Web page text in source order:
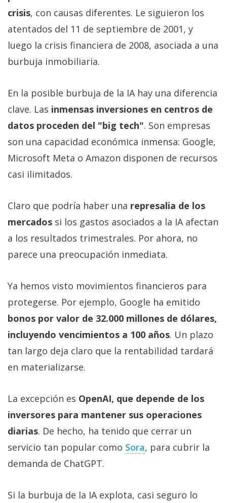
crisis, con causas diferentes. Le siguieron los
atentados del 11 de septiembre de 2001, y
luego la crisis financiera de 2008, asociada a una
burbuja inmobiliaria.
En la posible burbuja de la IA hay una diferencia
clave. Las inmensas inversiones en centros de
datos proceden del "big tech". Son empresas
son una capacidad económica inmensa: Google,
Microsoft Meta o Amazon disponen de recursos
casi ilimitados.
Claro que podría haber una represalia de los
mercados si los gastos asociados a la IA afectan
a los resultados trimestrales. Por ahora, no
parece una preocupación inmediata.
Ya hemos visto movimientos financieros para
protegerse. Por ejemplo, Google ha emitido
bonos por valor de 32.000 millones de dólares,
incluyendo vencimientos a 100 años. Un plazo
tan largo deja claro que la rentabilidad tardará
en materializarse.
La excepción es OpenAI, que depende de los
inversores para mantener sus operaciones
diarias. De hecho, ha tenido que cerrar un
servicio tan popular como Sora‎, para cubrir la
demanda de ChatGPT.
Si la burbuja de la IA explota, casi seguro lo